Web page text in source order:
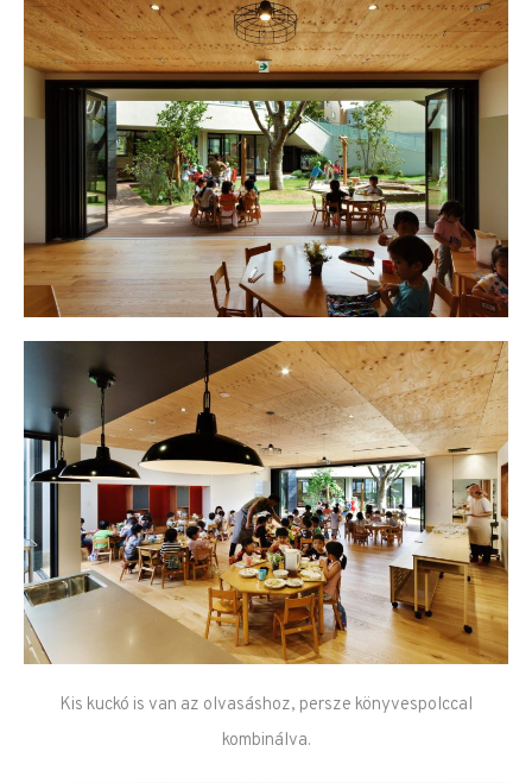
Kis kuckó is van az olvasáshoz, persze könyvespolccal
kombinálva.